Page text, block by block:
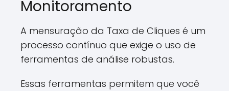
Monitoramento
A mensuração da Taxa de Cliques é um
processo contínuo que exige o uso de
ferramentas de análise robustas.
Essas ferramentas permitem que você